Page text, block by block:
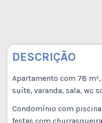
DESCRIÇÃO
Apartamento com 78
suíte, varanda, sala, wc
Condomínio com
festas com